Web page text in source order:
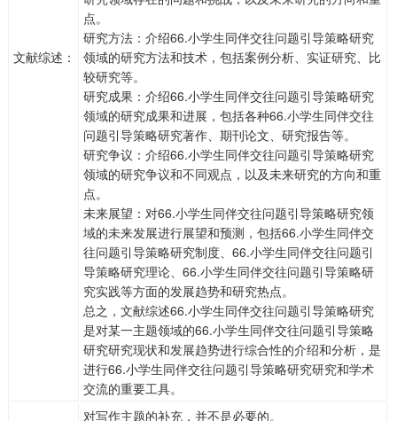
文献综述：
点。
研究方法：介绍66.小学生同伴交往问题引导策略研究
领域的研究方法和技术，包括案例分析、实证研究、比
较研究等。
研究成果：介绍66.小学生同伴交往问题引导策略研究
领域的研究成果和进展，包括各种66.小学生同伴交往
问题引导策略研究著作、期刊论文、研究报告等。
研究争议：介绍66.小学生同伴交往问题引导策略研究
领域的研究争议和不同观点，以及未来研究的方向和重
点。
未来展望：对66.小学生同伴交往问题引导策略研究领
域的未来发展进行展望和预测，包括66.小学生同伴交
往问题引导策略研究制度、66.小学生同伴交往问题引
导策略研究理论、66.小学生同伴交往问题引导策略研
究实践等方面的发展趋势和研究热点。
总之，文献综述66.小学生同伴交往问题引导策略研究
是对某一主题领域的66.小学生同伴交往问题引导策略
研究研究现状和发展趋势进行综合性的介绍和分析，是
进行66.小学生同伴交往问题引导策略研究研究和学术
交流的重要工具。
对写作主题的补充，并不是必要的。